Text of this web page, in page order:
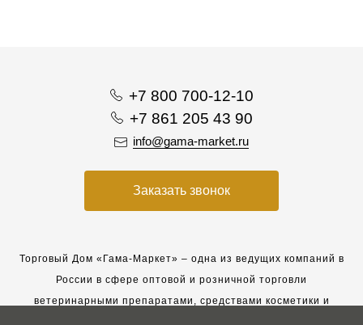
+7 800 700-12-10
+7 861 205 43 90
info@gama-market.ru
Заказать звонок
Торговый Дом «Гама-Маркет» – одна из ведущих компаний в
России в сфере оптовой и розничной торговли
ветеринарными препаратами, средствами косметики и